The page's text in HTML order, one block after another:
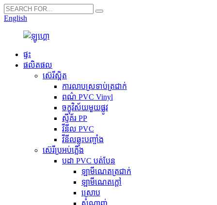
English
ផ្ទះ
ផលិតផល
ស៊េរីស្អិត
ការ​លាប​ស្រទាប់​ត្រជាក់
ពណ៌ PVC Vinyl
ចក្ខុវិស័យមួយផ្លូវ
ស្ទីគ័រ PP
វីនីល PVC
វីនីលឆ្លុះបញ្ចាំង
ស៊េរីប្រអប់ភ្លើង
បដា PVC បត់បែន
ឡាមីណេតត្រជាក់
ឡាមីណេតក្តៅ
ស្រោប
សំណាញ់